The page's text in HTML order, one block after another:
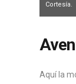
Cortesía.
Aquí la